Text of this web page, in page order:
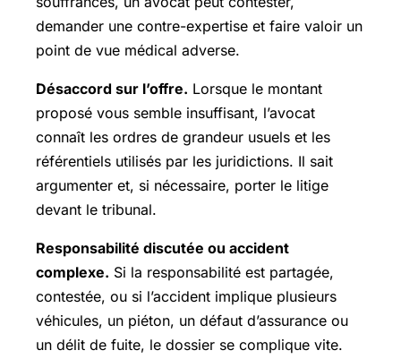
demander une contre-expertise et faire valoir un
point de vue médical adverse.
Désaccord sur l’offre. Lorsque le montant
proposé vous semble insuffisant, l’avocat
connaît les ordres de grandeur usuels et les
référentiels utilisés par les juridictions. Il sait
argumenter et, si nécessaire, porter le litige
devant le tribunal.
Responsabilité discutée ou accident
complexe. Si la responsabilité est partagée,
contestée, ou si l’accident implique plusieurs
véhicules, un piéton, un défaut d’assurance ou
un délit de fuite, le dossier se complique vite.